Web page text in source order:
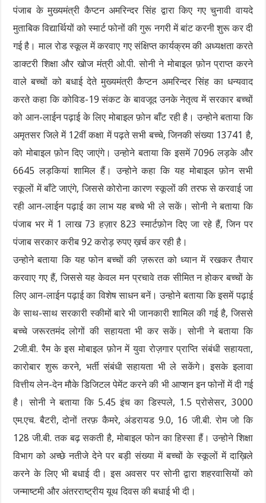
पंजाब के मुख्यमंत्री कैप्टन अमरिन्दर सिंह द्वारा किए गए चुनावी वायदे
मुताबिक विद्यार्थियों को स्मार्ट फोनों की गुरू नगरी में बांट करनी शुरू कर दी
गई है। माल रोड स्कूल में करवाए गए संक्षिप्त कार्यक्रम की अध्यक्षता करते
डाक्टरी शिक्षा और खोज मंत्री ओ.पी. सोनी ने मोबाइल फ़ोन प्राप्त करने
वाले बच्चों को बधाई देते मुख्यमंत्री कैप्टन अमरिन्दर सिंह का धन्यवाद
करते कहा कि कोविड-19 संकट के बावजूद उनके नेतृत्व में सरकार बच्चों
को आन-लाईन पढ़ाई के लिए मोबाइल फ़ोन बाँट रही है। उन्होने बताया कि
अमृतसर जिले में 12वीं कक्षा में पढ़ते सभी बच्चे, जिनकी संख्या 13741 है,
को मोबाइल फ़ोन दिए जाएंगे। उन्होने बताया कि इसमें 7096 लड़के और
6645 लड़कियां शामिल हैं। उन्होने कहा कि यह मोबाइल फ़ोन सभी
स्कूलों में बाँटे जाएंगे, जिससे कोरोना कारण स्कूलों की तरफ से करवाई जा
रही आन-लाईन पढ़ाई का लाभ यह बच्चे भी ले सकें। सोनी ने बताया कि
पंजाब भर में 1 लाख 73 हज़ार 823 स्मार्टफ़ोन दिए जा रहे हैं, जिन पर
पंजाब सरकार करीब 92 करोड़ रुपए ख़र्च कर रही है।
उन्होने बताया कि यह फोन बच्चों की ज़रूरत को ध्यान में रखकर तैयार
करवाए गए हैं, जिससे यह केवल मन प्रचावे तक सीमित न होकर बच्चों के
लिए आन-लाईन पढ़ाई का विशेष साधन बनें। उन्होने बताया कि इसमें पढ़ाई
के साथ-साथ सरकारी स्कीमों बारे भी जानकारी शामिल की गई है, जिससे
बच्चे जरूरतमंद लोगों की सहायता भी कर सकें। सोनी ने बताया कि
2जी.बी. रैम के इस मोबाइल फ़ोन में युवा रोज़गार प्राप्ति संबंधी सहायता,
कारोबार शुरू करने, भर्ती संबंधी सहायता भी ले सकेंगे। इसके इलावा
वित्तीय लेन-देन मौके डिजिटल पेमेंट करने की भी आप्शन इन फोनों में दी गई
है। सोनी ने बताया कि 5.45 इंच का डिस्पले, 1.5 प्रोसेसर, 3000
एम.एच. बैटरी, दोनों तरफ़ कैमरे, अंडरायड 9.0, 16 जी.बी. रोम जो कि
128 जी.बी. तक बढ़ सकती है, मोबाइल फोन का हिस्सा हैं। उन्होने शिक्षा
विभाग को अच्छे नतीजे देने पर बड़ी संख्या में बच्चों के स्कूलों में दाख़िले
करने के लिए भी बधाई दी। इस अवसर पर सोनी द्वारा शहरवासियों को
जन्माष्टमी और अंतरराष्ट्रीय यूथ दिवस की बधाई भी दी।